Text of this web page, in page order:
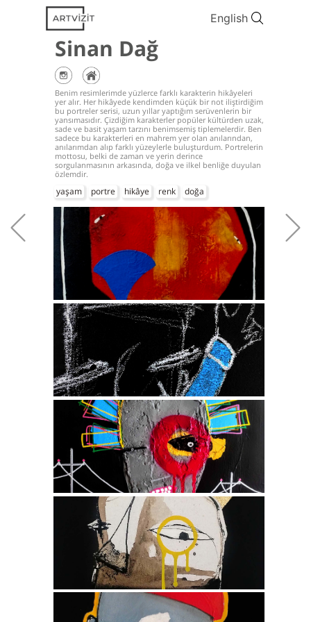
English
Sinan Dağ
Benim resimlerimde yüzlerce farklı karakterin hikâyeleri
yer alır. Her hikâyede kendimden küçük bir not iliştirdiğim
bu portreler serisi, uzun yıllar yaptığım serüvenlerin bir
yansımasıdır. Çizdiğim karakterler popüler kültürden uzak,
sade ve basit yaşam tarzını benimsemiş tiplemelerdir. Ben
sadece bu karakterleri en mahrem yer olan anılarından,
anılarımdan alıp farklı yüzeylerle buluşturdum. Portrelerin
mottosu, belki de zaman ve yerin derince
sorgulanmasının arkasında, doğa ve ilkel benliğe duyulan
özlemdir.
yaşam portre hikâye renk doğa